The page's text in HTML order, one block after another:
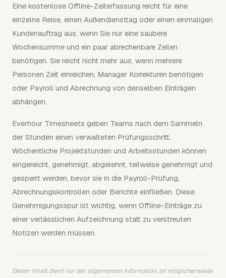
Eine kostenlose Offline-Zeiterfassung reicht für eine
einzelne Reise, einen Außendiensttag oder einen einmaligen
Kundenauftrag aus, wenn Sie nur eine saubere
Wochensumme und ein paar abrechenbare Zeilen
benötigen. Sie reicht nicht mehr aus, wenn mehrere
Personen Zeit einreichen, Manager Korrekturen benötigen
oder Payroll und Abrechnung von denselben Einträgen
abhängen.
Everhour Timesheets geben Teams nach dem Sammeln
der Stunden einen verwalteten Prüfungsschritt.
Wöchentliche Projektstunden und Arbeitsstunden können
eingereicht, genehmigt, abgelehnt, teilweise genehmigt und
gesperrt werden, bevor sie in die Payroll-Prüfung,
Abrechnungskontrollen oder Berichte einfließen. Diese
Genehmigungsspur ist wichtig, wenn Offline-Einträge zu
einer verlässlichen Aufzeichnung statt zu verstreuten
Notizen werden müssen.
Dieser Inhalt dient nur der allgemeinen Information, ist möglicherweise